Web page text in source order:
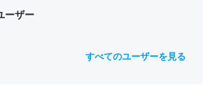
ーザー
すべてのユーザーを見る